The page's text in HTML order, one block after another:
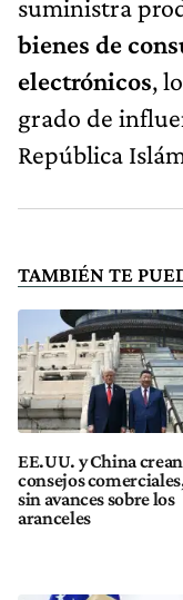
suministra
bienes de
electrónicos,
grado de
República
TAMBIÉN TE
EE.UU. y China crean
consejos
sin avances sobre los
aranceles